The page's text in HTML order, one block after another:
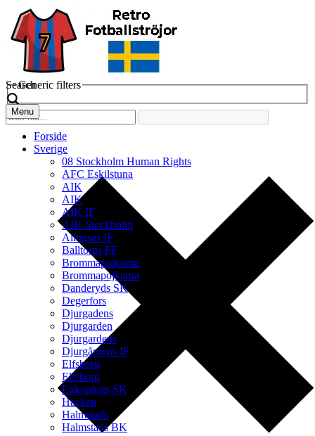
Search
Generic filters
Menu
Forside
Sverige
08 Stockholm Human Rights
AFC Eskilstuna
AIK
AIK
AIK IF
AIK Stockholm
Alingsas IF
Balltorps FF
Brommapojkarna
Brommapojkarna
Danderyds SK
Degerfors
Djurgadens
Djurgarden
Djurgardens
Djurgårdens IF
Elfsborg
Elfsborg
Enkopings SK
Häcken
Halmstads
Halmstads BK